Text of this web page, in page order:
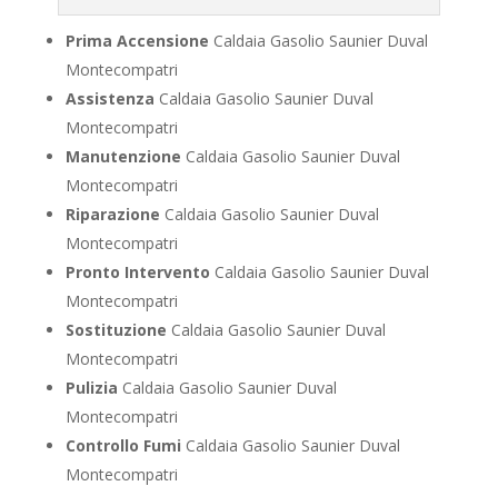
Prima Accensione Caldaia Gasolio Saunier Duval
Montecompatri
Assistenza Caldaia Gasolio Saunier Duval
Montecompatri
Manutenzione Caldaia Gasolio Saunier Duval
Montecompatri
Riparazione Caldaia Gasolio Saunier Duval
Montecompatri
Pronto Intervento Caldaia Gasolio Saunier Duval
Montecompatri
Sostituzione Caldaia Gasolio Saunier Duval
Montecompatri
Pulizia Caldaia Gasolio Saunier Duval
Montecompatri
Controllo Fumi Caldaia Gasolio Saunier Duval
Montecompatri